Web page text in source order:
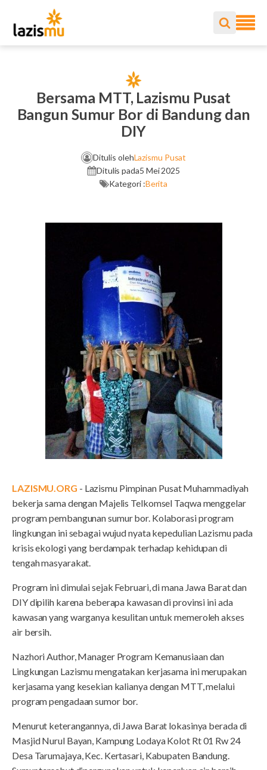
Bersama MTT, Lazismu Pusat
Bangun Sumur Bor di Bandung dan
DIY
Ditulis olehLazismu Pusat
Ditulis pada5 Mei 2025
Kategori :Berita
LAZISMU.ORG - Lazismu Pimpinan Pusat Muhammadiyah
bekerja sama dengan Majelis Telkomsel Taqwa menggelar
program pembangunan sumur bor. Kolaborasi program
lingkungan ini sebagai wujud nyata kepedulian Lazismu pada
krisis ekologi yang berdampak terhadap kehidupan di
tengah masyarakat.
Program ini dimulai sejak Februari, di mana Jawa Barat dan
DIY dipilih karena beberapa kawasan di provinsi ini ada
kawasan yang warganya kesulitan untuk memeroleh akses
air bersih.
Nazhori Author, Manager Program Kemanusiaan dan
Lingkungan Lazismu mengatakan kerjasama ini merupakan
kerjasama yang kesekian kalianya dengan MTT, melalui
program pengadaan sumor bor.
Menurut keterangannya, di Jawa Barat lokasinya berada di
Masjid Nurul Bayan, Kampung Lodaya Kolot Rt 01 Rw 24
Desa Tarumajaya, Kec. Kertasari, Kabupaten Bandung.